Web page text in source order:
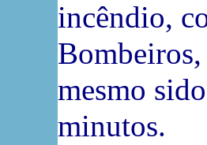
incêndio,
mesmo
minutos.